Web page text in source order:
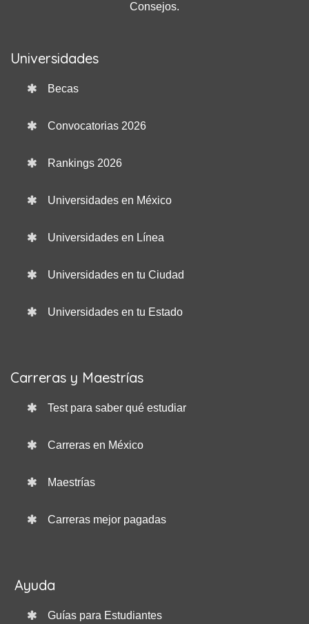
Consejos.
Universidades
Becas
Convocatorias 2026
Rankings 2026
Universidades en México
Universidades en Línea
Universidades en tu Ciudad
Universidades en tu Estado
Carreras y Maestrías
Test para saber qué estudiar
Carreras en México
Maestrías
Carreras mejor pagadas
Ayuda
Guías para Estudiantes